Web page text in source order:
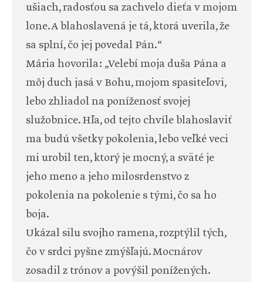
ušiach, radosťou sa zachvelo dieťa v mojom
lone. A blahoslavená je tá, ktorá uverila, že
sa splní, čo jej povedal Pán.“
Mária hovorila: „Velebí moja duša Pána a
môj duch jasá v Bohu, mojom spasiteľovi,
lebo zhliadol na poníženosť svojej
služobnice. Hľa, od tejto chvíle blahoslaviť
ma budú všetky pokolenia, lebo veľké veci
mi urobil ten, ktorý je mocný, a sväté je
jeho meno a jeho milosrdenstvo z
pokolenia na pokolenie s tými, čo sa ho
boja.
Ukázal silu svojho ramena, rozptýlil tých,
čo v srdci pyšne zmýšľajú. Mocnárov
zosadil z trónov a povýšil ponížených.